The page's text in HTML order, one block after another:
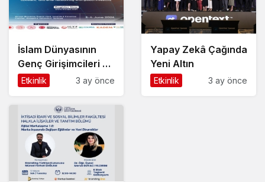
İslam Dünyasının
Genç Girişimcileri ve
Yatırımcıları
Buluşuyor
Etkinlik 3 ay önce
Yapay Zekâ Çağında
Yeni Altın
Etkinlik 3 ay önce